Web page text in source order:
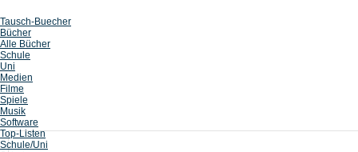
Tausch-Buecher
Bücher
Alle Bücher
Schule
Uni
Medien
Filme
Spiele
Musik
Software
Top-Listen
Schule/Uni